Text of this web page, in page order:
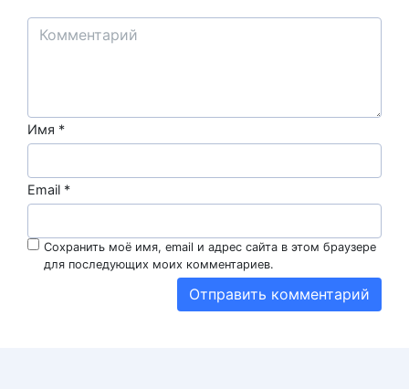
Имя *
Email *
Сохранить моё имя, email и адрес сайта в этом браузере
для последующих моих комментариев.